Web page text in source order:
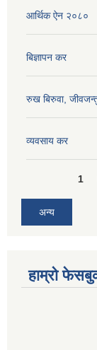
आर्थिक ऐन २०८०
बिज्ञापन कर
रुख बिरुवा,
व्यवसाय कर
Pages1
अन्य
हाम्रो